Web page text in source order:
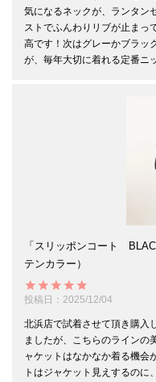
気になるネックが、ランタン
ストでふんわりリブが止まっ
高です！次はグレーかブラッ
が、毎年大切に着れる定番ニ
「スリッポンコート
テンカラー）
投稿日 2025/12/04
北浜店で試着させて頂き購入
ましたが、こちらのラインの
ャケットはなかなか着る機会
トはジャケット見えするの